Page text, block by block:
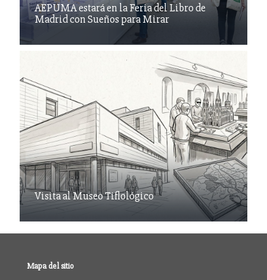
AEPUMA estará en la Feria del Libro de
Madrid con Sueños para Mirar
Visita al Museo Tiflológico
Mapa del sitio